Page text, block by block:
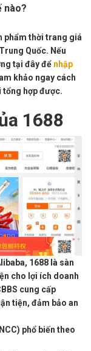
nào?
phẩm thời trang giá
Quốc. Nếu
tại đây để nhập
khảo ngay cách
tổng hợp được.
1688
1688 là sàn
cho lợi ích doanh
cung cấp
tiện, đảm bảo an
phổ biến theo